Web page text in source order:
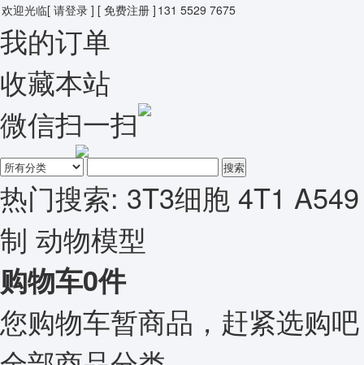
欢迎光临[ 请登录 ] [ 免费注册 ] 131 5529 7675
我的订单
收藏本站
微信扫一扫
搜索
热门搜索: 3T3细胞 4T1 A549
制 动物模型
购物车0件
您购物车暂商品，赶紧选购